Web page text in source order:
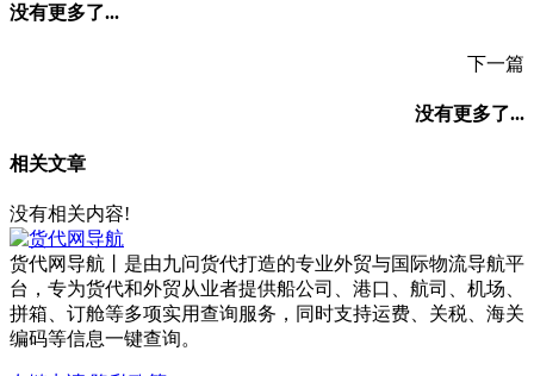
没有更多了...
下一篇
没有更多了...
相关文章
没有相关内容!
货代网导航丨是由九问货代打造的专业外贸与国际物流导航平
台，专为货代和外贸从业者提供船公司、港口、航司、机场、
拼箱、订舱等多项实用查询服务，同时支持运费、关税、海关
编码等信息一键查询。